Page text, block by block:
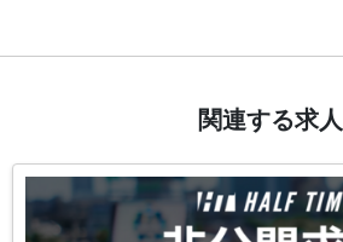
関連する求人